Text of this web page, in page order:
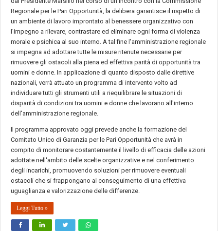
Regionale per le Pari Opportunità, la delibera garantisce il rispetto di
un ambiente di lavoro improntato al benessere organizzativo con
l'impegno a rilevare, contrastare ed eliminare ogni forma di violenza
morale e psichica al suo interno. A tal fine l'amministrazione regionale
si impegna ad adottare tutte le misure ritenute necessarie per
rimuovere gli ostacoli alla piena ed effettiva parità di opportunità tra
uomini e donne. In applicazione di quanto disposto dalle direttive
nazionali, verrà attuato un programma di intervento volto ad
individuare tutti gli strumenti utili a riequilibrare le situazioni di
disparità di condizioni tra uomini e donne che lavorano all'interno
dell'amministrazione regionale.
Il programma approvato oggi prevede anche la formazione del
Comitato Unico di Garanzia per le Pari Opportunità che avrà in
compito di monitorare costantemente il livello di efficacia delle azioni
adottate nell'ambito delle scelte organizzative e nel conferimento
degli incarichi, promuovendo soluzioni per rimuovere eventuali
ostacoli che si frappongano al conseguimento di una effettiva
uguaglianza e valorizzazione delle differenze.
Leggi Tutto »